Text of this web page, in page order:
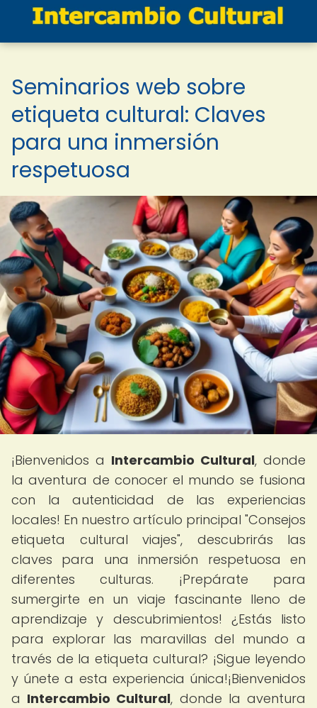
Seminarios web sobre
etiqueta cultural: Claves
para una inmersión
respetuosa
¡Bienvenidos a Intercambio Cultural, donde
la aventura de conocer el mundo se fusiona
con la autenticidad de las experiencias
locales! En nuestro artículo principal "Consejos
etiqueta cultural viajes", descubrirás las
claves para una inmersión respetuosa en
diferentes culturas. ¡Prepárate para
sumergirte en un viaje fascinante lleno de
aprendizaje y descubrimientos! ¿Estás listo
para explorar las maravillas del mundo a
través de la etiqueta cultural? ¡Sigue leyendo
y únete a esta experiencia única!¡Bienvenidos
a Intercambio Cultural, donde la aventura